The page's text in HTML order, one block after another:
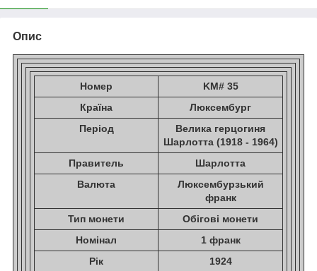
Опис
Номер
KM# 35
Країна
Люксембург
Період
Велика герцогиня
Шарлотта (1918 - 1964)
Правитель
Шарлотта
Валюта
Люксембурзький
франк
Тип монети
Обігові монети
Номінал
1 франк
Рік
1924